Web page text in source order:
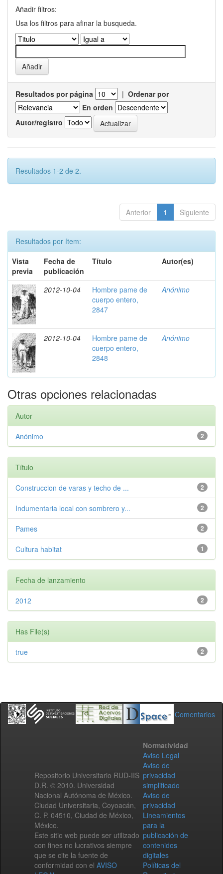
Añadir filtros:
Usa los filtros para afinar la busqueda.
Resultados por página | Ordenar por
En orden
Autor/registro
Resultados 1-2 de 2.
Anterior 1 Siguiente
Resultados por ítem:
Vista
previa
Fecha de
publicación
Título Autor(es)
2012-10-04
Hombre pame de
cuerpo entero,
2847
Anónimo
2012-10-04
Hombre pame de
cuerpo entero,
2848
Anónimo
Otras opciones relacionadas
Autor
2
Anónimo
Título
2
Construccion de varas y techo de ...
2
Indumentaria local con sombrero y...
2
Pames
1
Cultura habitat
Fecha de lanzamiento
2
2012
Has File(s)
2
true
Comentarios
Repositorio Universitario RUD-IIS
D.R. © 2010. Universidad
Nacional Autónoma de México.
Ciudad Universitaria, Coyoacán,
C. P. 04510, Ciudad de México,
México.
Este sitio web puede ser utilizado
con fines no lucrativos siempre
que se cite la fuente de
conformidad con el AVISO
Normatividad
Aviso Legal
Aviso de
privacidad
simplificado
Aviso de
privacidad
Lineamientos
para la
publicación de
contenidos
digitales
Políticas del